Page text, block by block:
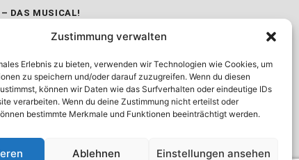
Zustimmung verwalten
Erlebnis zu bieten, verwenden wir Technologien wie Cookies, um
zu speichern und/oder darauf zuzugreifen. Wenn du diesen
können wir Daten wie das Surfverhalten oder eindeutige IDs
verarbeiten. Wenn du deine Zustimmung nicht erteilst oder
bestimmte Merkmale und Funktionen beeinträchtigt werden.
Ablehnen Einstellungen ansehen
DAS MUSICAL!
– DANCE & LIVE
– BALLETT IN VIER